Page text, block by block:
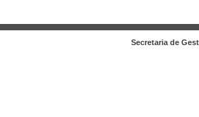
Secretaria de